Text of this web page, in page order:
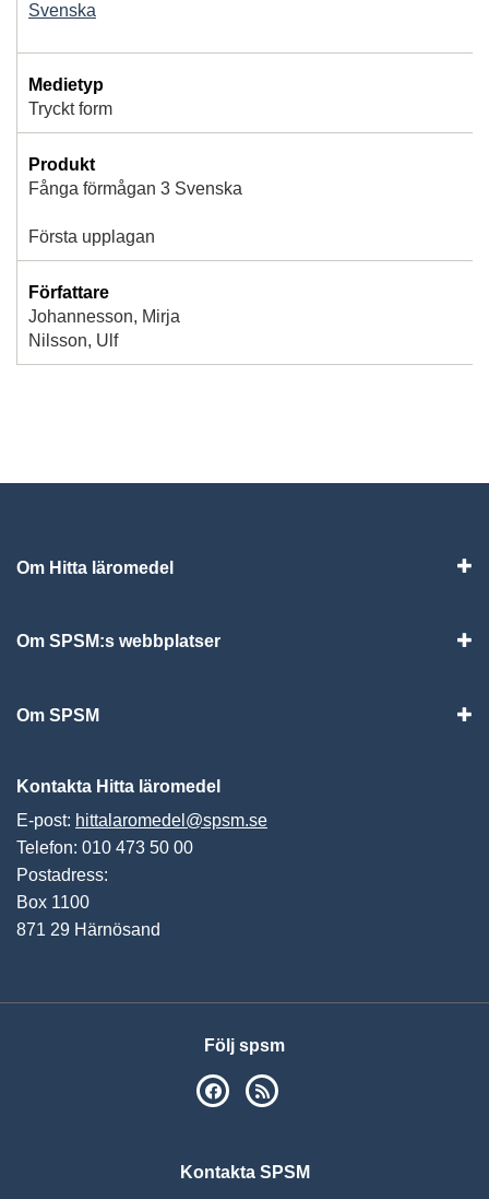
Svenska
Medietyp
Tryckt form
Produkt
Fånga förmågan 3 Svenska
Första upplagan
Författare
Johannesson, Mirja
Nilsson, Ulf
Om Hitta läromedel
Om SPSM:s webbplatser
Om SPSM
Kontakta Hitta läromedel
E-post: hittalaromedel@spsm.se
Telefon: 010 473 50 00
Postadress:
Box 1100
871 29 Härnösand
Följ spsm
SPSM på Facebook
Kontakta SPSM